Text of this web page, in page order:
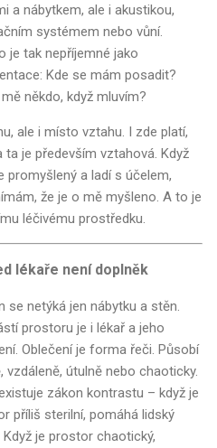
a nábytkem, ale i akustikou,
systémem nebo vůní.
je tak nepříjemné jako
Kde se mám posadit?
někdo, když mluvím?
ale i místo vztahu. I zde platí,
je především vztahová. Když
a ladí s účelem,
že je o mě myšleno. A to je
léčivému prostředku.
lékaře není doplněk
se netýká jen nábytku a stěn.
prostoru je i lékař a jeho
Oblečení je forma řeči. Působí
vzdáleně, útulně nebo chaoticky.
zákon kontrastu – když je
příliš sterilní, pomáhá lidský
Když je prostor chaotický,